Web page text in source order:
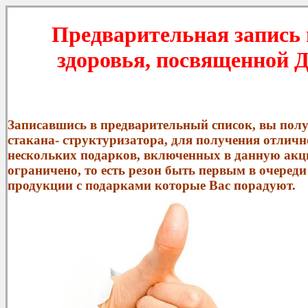
Предварительная
здоровья, посвященной
Записавшись в предварительный список, вы
стакана- структуризатора, для получения
нескольких подарков, включенных в данную
ограничено, то есть резон быть первым в
продукции с подарками которые Вас порадуют.